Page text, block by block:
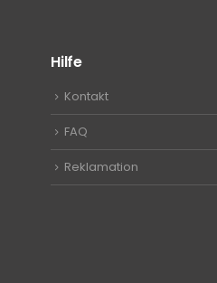
Hilfe
Kontakt
FAQ
Reklamation